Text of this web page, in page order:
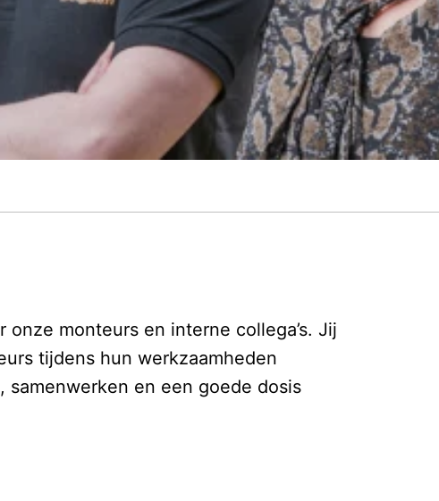
monteurs en interne collega’s. Jij
tijdens hun werkzaamheden
samenwerken en een goede dosis